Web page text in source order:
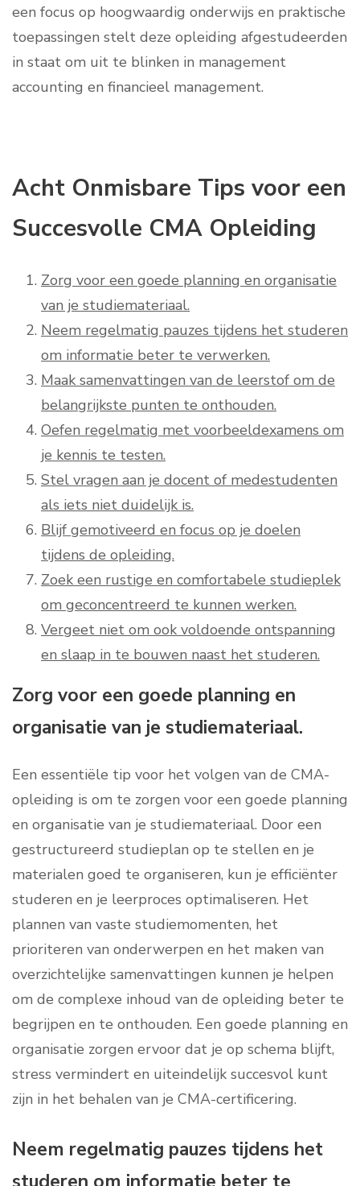
een focus op hoogwaardig onderwijs en praktische
toepassingen stelt deze opleiding afgestudeerden
in staat om uit te blinken in management
accounting en financieel management.
Acht Onmisbare Tips voor een
Succesvolle CMA Opleiding
Zorg voor een goede planning en organisatie
van je studiemateriaal.
Neem regelmatig pauzes tijdens het studeren
om informatie beter te verwerken.
Maak samenvattingen van de leerstof om de
belangrijkste punten te onthouden.
Oefen regelmatig met voorbeeldexamens om
je kennis te testen.
Stel vragen aan je docent of medestudenten
als iets niet duidelijk is.
Blijf gemotiveerd en focus op je doelen
tijdens de opleiding.
Zoek een rustige en comfortabele studieplek
om geconcentreerd te kunnen werken.
Vergeet niet om ook voldoende ontspanning
en slaap in te bouwen naast het studeren.
Zorg voor een goede planning en
organisatie van je studiemateriaal.
Een essentiële tip voor het volgen van de CMA-
opleiding is om te zorgen voor een goede planning
en organisatie van je studiemateriaal. Door een
gestructureerd studieplan op te stellen en je
materialen goed te organiseren, kun je efficiënter
studeren en je leerproces optimaliseren. Het
plannen van vaste studiemomenten, het
prioriteren van onderwerpen en het maken van
overzichtelijke samenvattingen kunnen je helpen
om de complexe inhoud van de opleiding beter te
begrijpen en te onthouden. Een goede planning en
organisatie zorgen ervoor dat je op schema blijft,
stress vermindert en uiteindelijk succesvol kunt
zijn in het behalen van je CMA-certificering.
Neem regelmatig pauzes tijdens het